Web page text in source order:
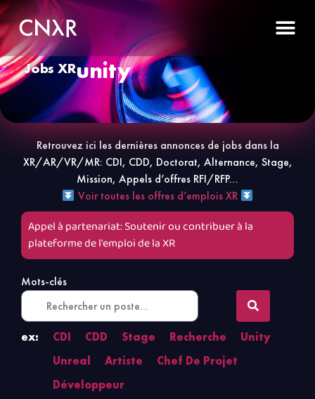
Jobs XRunity
Retrouvez ici les dernières annonces de jobs dans la
XR/AR/VR/MR: CDI, CDD, Doctorat, Alternance, Stage,
Mission, Appels d’offres RFI/RFP…
Voir toutes les offres d’emplois XR
Appel à partenariat: Soutenir ou contribuer à la
plateforme de l'emploi de la XR
Mots-clés
ex: CDI CDD Stage Recherche
Unity
Unreal
Artiste
Chef De Projet
Développeur